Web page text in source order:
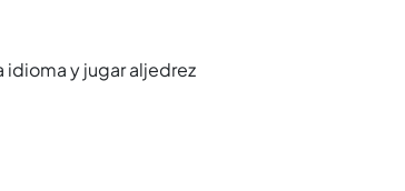
y jugar aljedrez